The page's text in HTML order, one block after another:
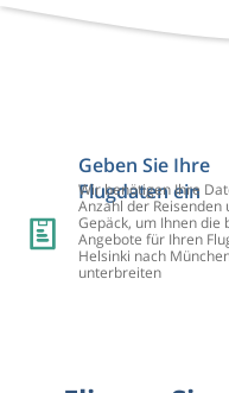
Geben Sie Ihre
Flugdaten ein
Wir benötigen Ihre
Anzahl der Reisenden
Gepäck, um Ihnen die
Angebote für Ihren
Helsinki nach
unterbreiten